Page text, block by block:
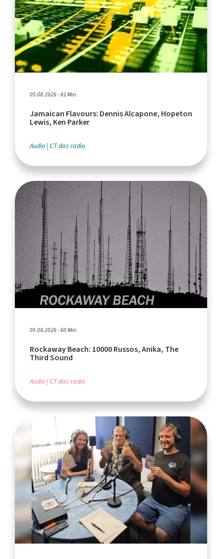
05.08.2026 - 61 Min.
Jamaican Flavours: Dennis Alcapone, Hopeton
Lewis, Ken Parker
Audio CT das radio
05.08.2026 - 60 Min.
Rockaway Beach: 10000 Russos, Anika, The
Third Sound
Audio CT das radio